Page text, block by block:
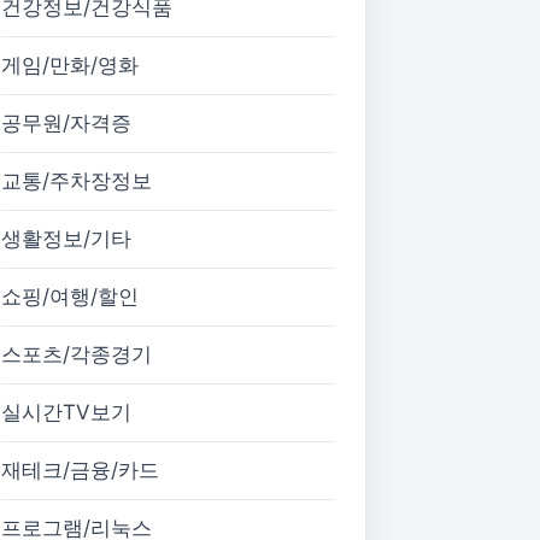
건강정보/건강식품
게임/만화/영화
공무원/자격증
교통/주차장정보
생활정보/기타
쇼핑/여행/할인
스포츠/각종경기
실시간TV보기
재테크/금융/카드
프로그램/리눅스